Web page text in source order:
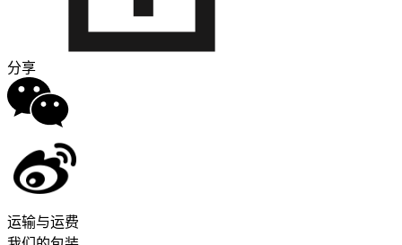
分享
运输与运费